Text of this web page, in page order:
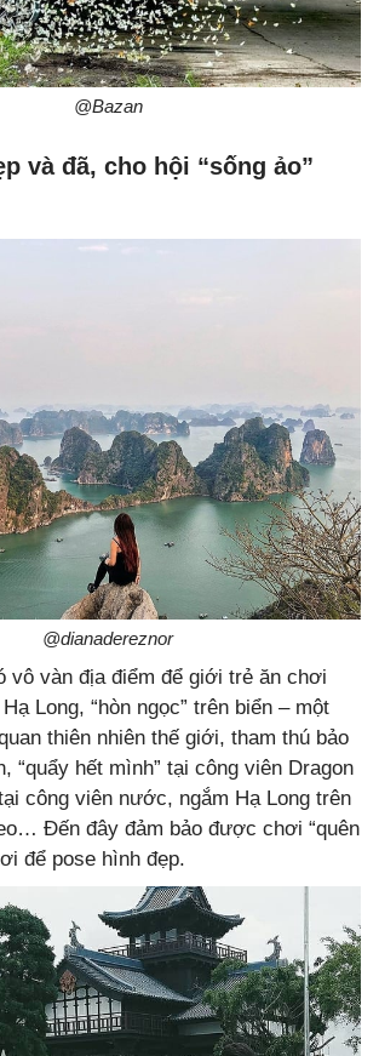
@Bazan
và đã, cho hội “sống ảo”
@dianadereznor
vô vàn địa điểm để giới trẻ ăn chơi
Long, “hòn ngọc” trên biển – một
thiên nhiên thế giới, tham thú bảo
“quẩy hết mình” tại công viên Dragon
công viên nước, ngắm Hạ Long trên
Đến đây đảm bảo được chơi “quên
để pose hình đẹp.